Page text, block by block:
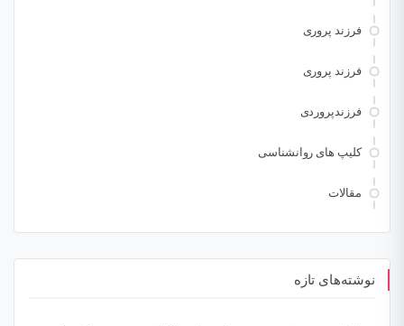
فرزند پروری
فرزند پروری
فرزندپروردی
کلیپ های روانشناسی
مقالات
نوشته‌های تازه